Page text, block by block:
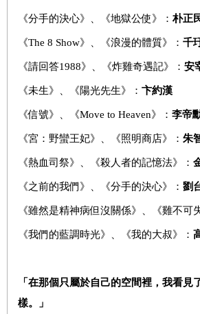
《分手的決心》、《地獄公使》：朴正
《The 8 Show》、《浪漫的體質》： 千
《請回答1988》、《炸雞奇遇記》： 安
《未生》、《陽光先生》： 卞約漢
《信號》、《Move to Heaven》： 李帝
《宮：野蠻王妃》、《照明商店》： 朱
《熱血司祭》、《殺人者的記憶法》：
《之前的我們》、《分手的決心》： 劉
《雖然是精神病但沒關係》、《雞不可
《我們的藍調時光》、《我的大叔》：
「在那個只屬於自己的空間裡，我看見
樣。」